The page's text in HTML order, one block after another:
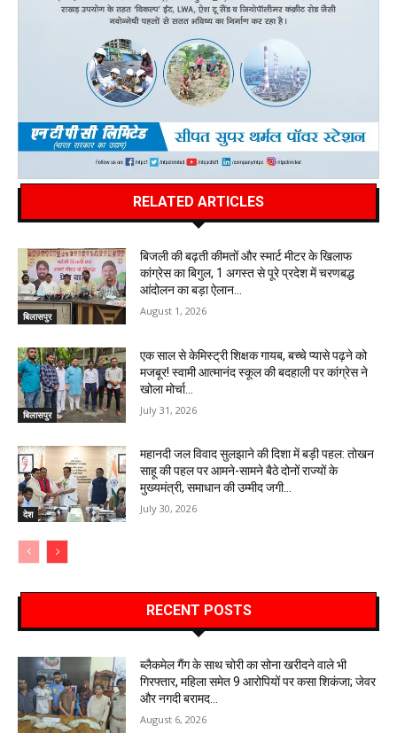
RELATED ARTICLES
बिलासपुर
बिजली की बढ़ती कीमतों और स्मार्ट मीटर के खिलाफ
कांग्रेस का बिगुल, 1 अगस्त से पूरे प्रदेश में चरणबद्ध
आंदोलन का बड़ा ऐलान…
August 1, 2026
बिलासपुर
एक साल से केमिस्ट्री शिक्षक गायब, बच्चे प्यासे पढ़ने को
मजबूर! स्वामी आत्मानंद स्कूल की बदहाली पर कांग्रेस ने
खोला मोर्चा…
July 31, 2026
देश
महानदी जल विवाद सुलझाने की दिशा में बड़ी पहल: तोखन
साहू की पहल पर आमने-सामने बैठे दोनों राज्यों के
मुख्यमंत्री, समाधान की उम्मीद जगी…
July 30, 2026
RECENT POSTS
ब्लैकमेल गैंग के साथ चोरी का सोना खरीदने वाले भी
गिरफ्तार, महिला समेत 9 आरोपियों पर कसा शिकंजा; जेवर
और नगदी बरामद…
August 6, 2026